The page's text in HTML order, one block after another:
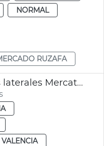
NORMAL
RUZAFA
Licitación obras naves laterales Mercat Cabanyal
VALENCIA